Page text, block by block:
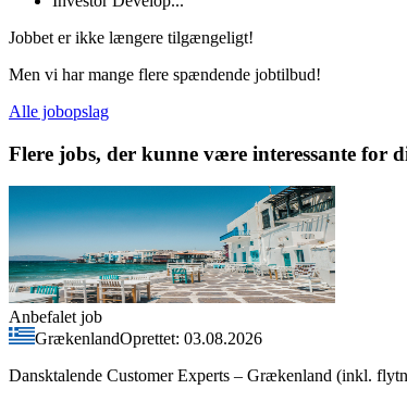
Jobbet er ikke længere tilgængeligt!
Men vi har mange flere spændende jobtilbud!
Alle jobopslag
Flere jobs, der kunne være interessante for
Anbefalet job
GrækenlandOprettet: 03.08.2026
Dansktalende Customer Experts – Grækenland (inkl.